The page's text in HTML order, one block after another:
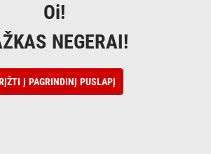
Oi!
NEGERAI!
Į PAGRINDINĮ PUSLAPĮ